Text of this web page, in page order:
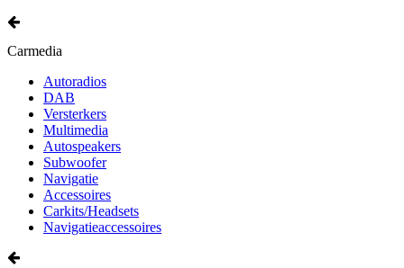
Carmedia
Autoradios
DAB
Versterkers
Multimedia
Autospeakers
Subwoofer
Navigatie
Accessoires
Carkits/Headsets
Navigatieaccessoires